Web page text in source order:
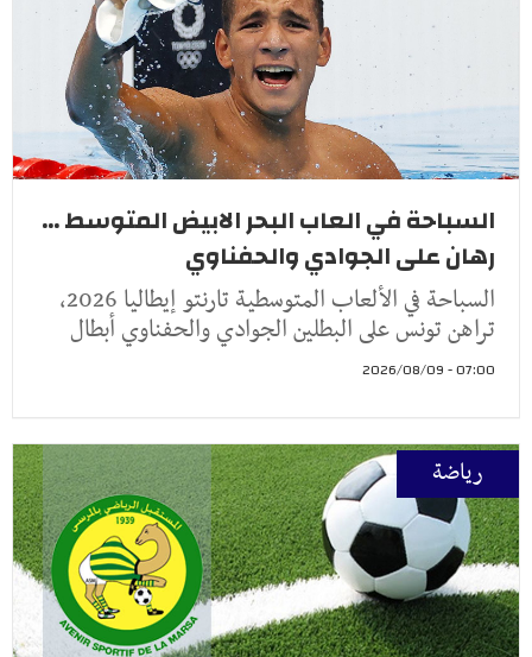
السباحة في العاب البحر الابيض المتوسط ...
رهان على الجوادي والحفناوي
السباحة في الألعاب المتوسطية تارنتو إيطاليا 2026،
تراهن تونس على البطلين الجوادي والحفناوي أبطال
07:00 - 2026/08/09
رياضة